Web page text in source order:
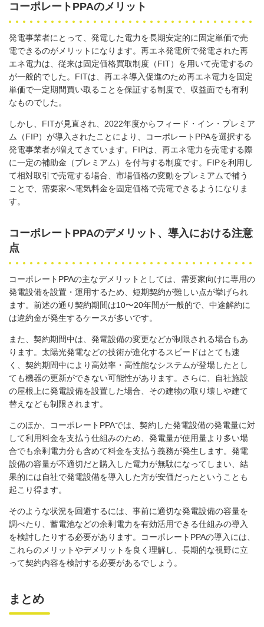
コーポレートPPAのメリット
発電事業者にとって、発電した電力を長期安定的に固定単価で売
電できるのがメリットになります。再エネ発電所で発電された再
エネ電力は、従来は固定価格買取制度（FIT）を用いて売電するの
が一般的でした。 FITは、再エネ導入促進のため再エネ電力を固定
単価で一定期間買い取ることを保証する制度で、収益面でも有利
なものでした。
しかし、 FITが見直され、 2022年度からフィード・イン・プレミア
ム（FIP）が導入されたことにより、コーポレート PPAを選択する
発電事業者が増えてきています。 FIPは、再エネ電力を売電する際
に一定の補助金（プレミアム）を付与する制度です。 FIPを利用し
て相対取引で売電する場合、市場価格の変動をプレミアムで補う
ことで、需要家へ電気料金を固定価格で売電できるようになりま
す。
コーポレートPPAのデメリット、導入における注意
点
コーポレート PPAの主なデメリットとしては、需要家向けに専用の
発電設備を設置・運用するため、短期契約が難しい点が挙げられ
ます。前述の通り契約期間は10〜20年間が一般的で、中途解約に
は違約金が発生するケースが多いです。
また、契約期間中は、発電設備の変更などが制限される場合もあ
ります。太陽光発電などの技術が進化するスピードはとても速
く、契約期間中により高効率・高性能なシステムが登場したとし
ても機器の更新ができない可能性があります。さらに、自社施設
の屋根上に発電設備を設置した場合、その建物の取り壊しや建て
替えなども制限されます。
このほか、コーポレート PPAでは、契約した発電設備の発電量に対
して利用料金を支払う仕組みのため、発電量が使用量より多い場
合でも余剰電力分も含めて料金を支払う義務が発生します。発電
設備の容量が不適切だと購入した電力が無駄になってしまい、結
果的には自社で発電設備を導入した方が安価だったということも
起こり得ます。
そのような状況を回避するには、事前に適切な発電設備の容量を
調べたり、蓄電池などの余剰電力を有効活用できる仕組みの導入
を検討したりする必要があります。コーポレート PPAの導入には、
これらのメリットやデメリットを良く理解し、長期的な視野に立
って契約内容を検討する必要があるでしょう。
まとめ